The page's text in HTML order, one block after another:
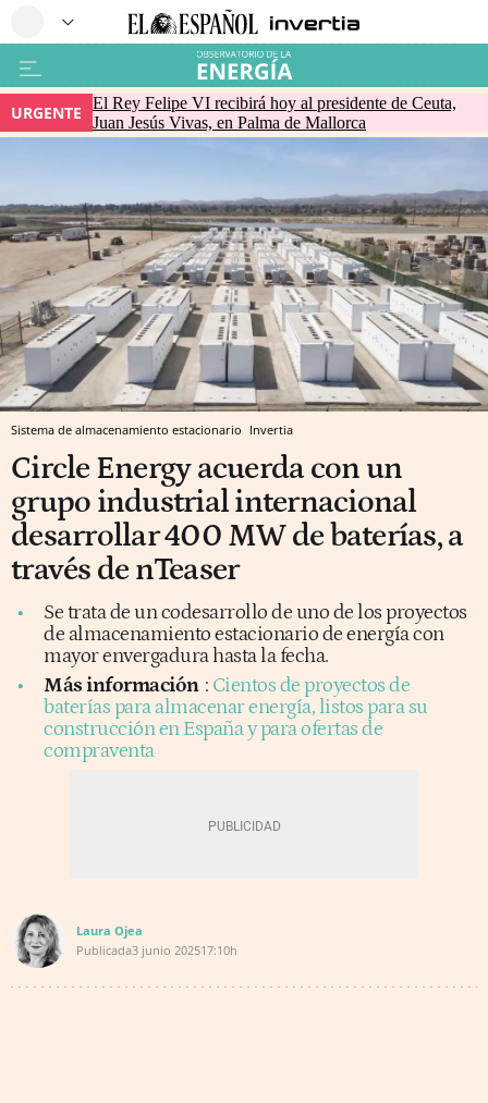
URGENTE
El Rey Felipe VI recibirá hoy al presidente de Ceuta,
Juan Jesús Vivas, en Palma de Mallorca
Sistema de almacenamiento estacionario Invertia
Circle Energy acuerda con un
grupo industrial internacional
desarrollar 400 MW de baterías, a
través de nTeaser
Se trata de un codesarrollo de uno de los proyectos
de almacenamiento estacionario de energía con
mayor envergadura hasta la fecha.
Más información : Cientos de proyectos de
baterías para almacenar energía, listos para su
construcción en España y para ofertas de
compraventa
Laura Ojea
Publicada3 junio 202517:10h